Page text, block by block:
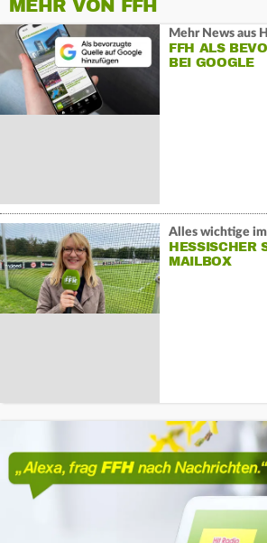
MEHR VON FFH
Mehr News aus
FFH ALS
BEI GOOGLE
Alles wichtige
HESSISCHER
MAILBOX